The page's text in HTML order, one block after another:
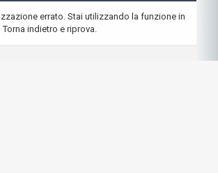
errato. Stai utilizzando la funzione in
indietro e riprova.